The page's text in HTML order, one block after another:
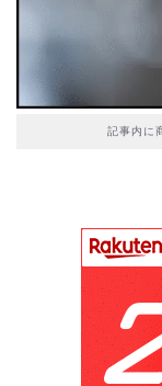
記事内に